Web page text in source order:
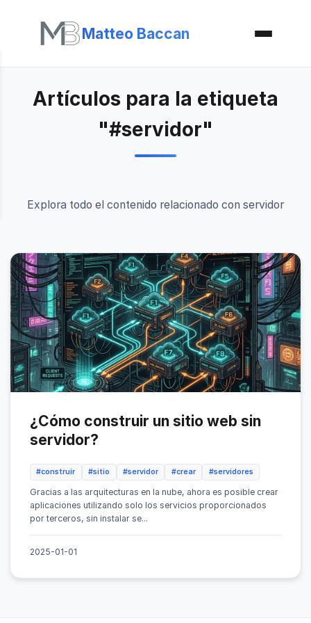
Matteo Baccan
Artículos para la etiqueta
"#servidor"
Explora todo el contenido relacionado con servidor
¿Cómo construir un sitio web sin
servidor?
#construir #sitio #servidor #crear #servidores
Gracias a las arquitecturas en la nube, ahora es posible crear
aplicaciones utilizando solo los servicios proporcionados
por terceros, sin instalar se...
2025-01-01